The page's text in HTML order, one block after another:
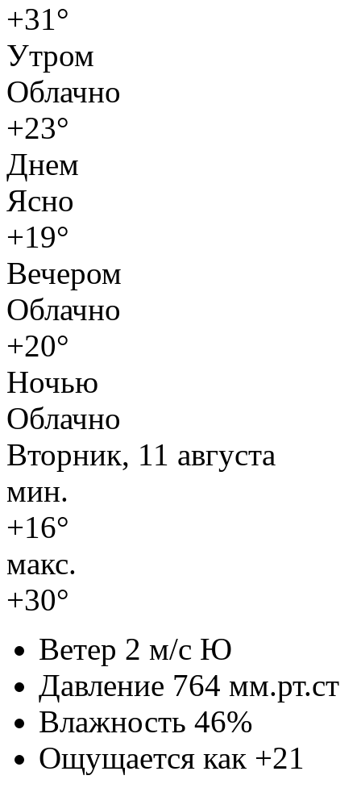
+31°
Утром
Облачно
+23°
Днем
Ясно
+19°
Вечером
Облачно
+20°
Ночью
Облачно
Вторник, 11 августа
мин.
+16°
макс.
+30°
Ветер 2 м/с Ю
Давление 764 мм.рт.ст
Влажность 46%
Ощущается как +21